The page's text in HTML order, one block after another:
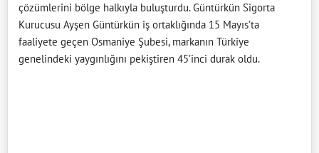
çözümlerini bölge halkıyla buluşturdu. Güntürkün Sigorta
Kurucusu Ayşen Güntürkün iş ortaklığında 15 Mayıs’ta
faaliyete geçen Osmaniye Şubesi, markanın Türkiye
genelindeki yaygınlığını pekiştiren 45’inci durak oldu.